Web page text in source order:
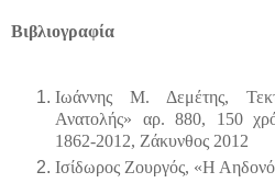
Βιβλιογραφία
Ιωάννης Μ. Δεμέτης,
Ανατολής» αρ. 880, 150
1862-2012, Ζάκυνθος 2012
Ισίδωρος Ζουργός, «H A